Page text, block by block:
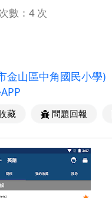
數：4 次
金山區中角國民小學)
藏 問題回報